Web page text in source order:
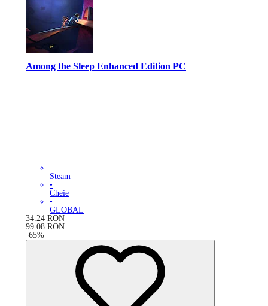
Among the Sleep Enhanced Edition PC
Steam
•
Cheie
•
GLOBAL
34.24 RON
99.08 RON
-65%